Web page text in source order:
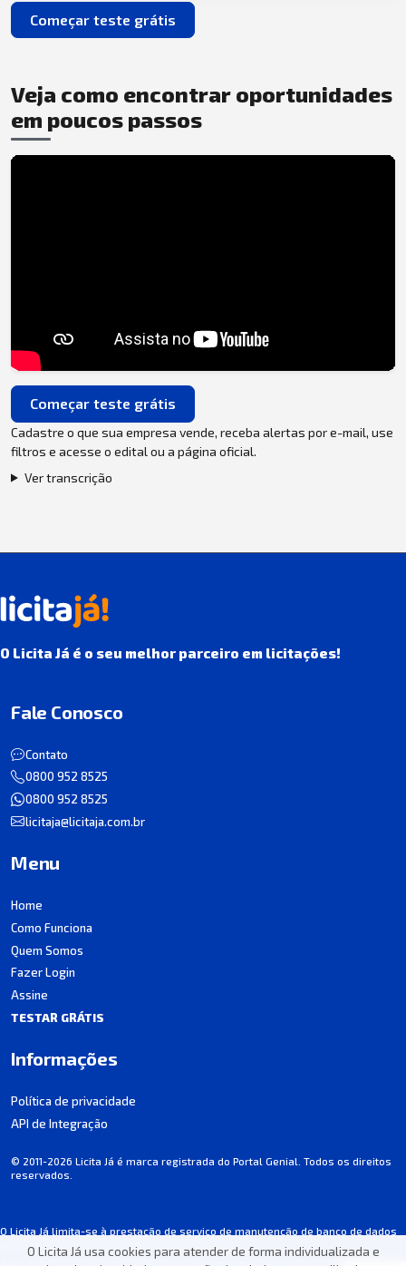
O Licita Já usa cookies para atender de forma individualizada e
Começar teste grátis
Veja como encontrar oportunidades
em poucos passos
Começar teste grátis
Cadastre o que sua empresa vende, receba alertas por e-mail, use
filtros e acesse o edital ou a página oficial.
Ver transcrição
O Licita Já é o seu melhor parceiro em licitações!
O Licita Já limita-se à prestação de serviço de manutenção de banco de dados
de licitações, não participando dos processos.
Fale Conosco
Contato
0800 952 8525
0800 952 8525
licitaja@licitaja.com.br
Menu
Home
Como Funciona
Quem Somos
Fazer Login
Assine
TESTAR GRÁTIS
Informações
Política de privacidade
API de Integração
© 2011-2026 Licita Já é marca registrada do Portal Genial. Todos os direitos
reservados.